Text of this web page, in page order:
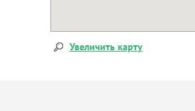
Увеличить карту